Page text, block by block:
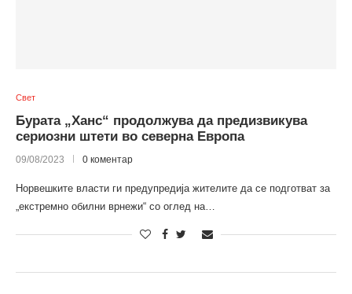
Свет
Бурата „Ханс“ продолжува да предизвикува
сериозни штети во северна Европа
09/08/2023 0 коментар
Норвешките власти ги предупредија жителите да се подготват за
„екстремно обилни врнежи“ со оглед на…